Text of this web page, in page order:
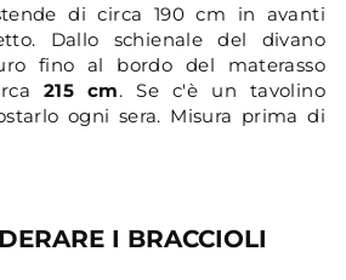
di circa 190 cm in avanti
Dallo schienale del divano
fino al bordo del materasso
215 cm. Se c'è un tavolino
ogni sera. Misura prima di
I BRACCIOLI